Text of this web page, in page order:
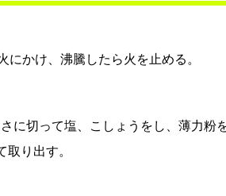
にかけ、沸騰したら火を止める。
に切って塩、こしょうをし、薄力
取り出す。